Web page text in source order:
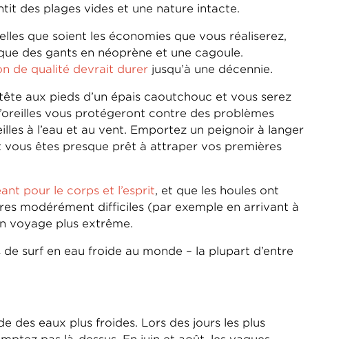
des plages vides et une nature intacte.
que soient les économies que vous réaliserez,
des gants en néoprène et une cagoule.
de qualité devrait durerjusqu’à une décennie.
aux pieds d’un épais caoutchouc et vous serez
vous protégeront contre des problèmes
à l’eau et au vent. Emportez un peignoir à langer
êtes presque prêt à attraper vos premières
pour le corps et l’esprit, et que les houles ont
modérément difficiles (par exemple en arrivant à
voyage plus extrême.
surf en eau froide au monde – la plupart d’entre
des eaux plus froides. Lors des jours les plus